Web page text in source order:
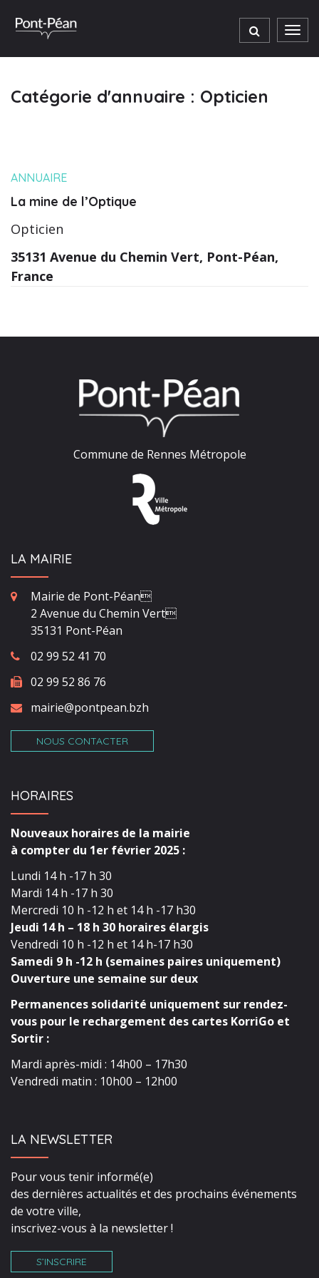
Catégorie d'annuaire : Opticien
ANNUAIRE
La mine de l’Optique
Opticien
35131 Avenue du Chemin Vert, Pont-Péan,
France
Commune de Rennes Métropole
LA MAIRIE
Mairie de Pont-Péan
2 Avenue du Chemin Vert
35131 Pont-Péan
02 99 52 41 70
02 99 52 86 76
mairie@pontpean.bzh
NOUS CONTACTER
HORAIRES
Nouveaux horaires de la mairie
à compter du 1er février 2025 :
Lundi 14 h -17 h 30
Mardi 14 h -17 h 30
Mercredi 10 h -12 h et 14 h -17 h30
Jeudi 14 h – 18 h 30 horaires élargis
Vendredi 10 h -12 h et 14 h-17 h30
Samedi 9 h -12 h (semaines paires uniquement)
Ouverture une semaine sur deux
Permanences solidarité uniquement sur rendez-
vous pour le rechargement des cartes KorriGo et
Sortir :
Mardi après-midi : 14h00 – 17h30
Vendredi matin : 10h00 – 12h00
LA NEWSLETTER
Pour vous tenir informé(e)
des dernières actualités et des prochains événements
de votre ville,
inscrivez-vous à la newsletter !
S’INSCRIRE